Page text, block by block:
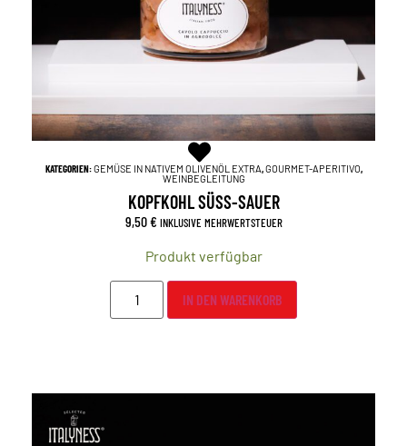
KATEGORIEN:GEMÜSE IN NATIVEM OLIVENÖL EXTRA,GOURMET-APERITIVO,
WEINBEGLEITUNG
KOPFKOHL SÜSS-SAUER
9,50€ INKLUSIVE MEHRWERTSTEUER
Produkt verfügbar
IN DEN WARENKORB